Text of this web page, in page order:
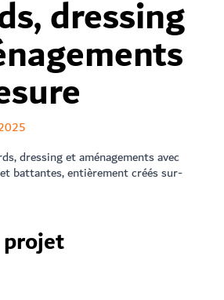
dressing
dressing et aménagements avec
battantes, entièrement créés sur-